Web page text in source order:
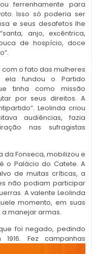
ferrenhamente para
Isso só poderia ser
e seus desafetos lhe
anjo, excêntrica,
de hospício, doce
o fato das mulheres
ela fundou o Partido
tinha como missão
por seus direitos. A
Leolinda criou
audiências, fazia
nas sufragistas
da Fonseca, mobilizou e
o Palácio do Catete. A
de muitas críticas, a
não podiam participar
A valente Leolinda
momento, em suas
a manejar armas.
foi negado, pedindo
1916. Fez campanhas